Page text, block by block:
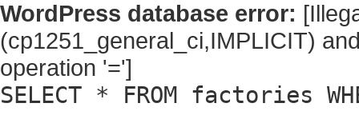
WordPress database error:
(cp1251_general_ci,IMPLICIT)
operation '=']
SELECT * FROM factories